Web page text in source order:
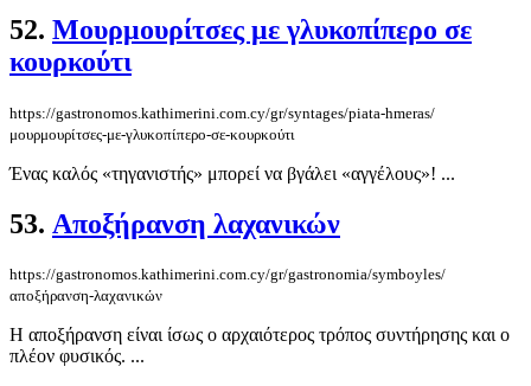
52. Μουρμουρίτσες με γλυκοπίπερο σε
κουρκούτι
https://gastronomos.kathimerini.com.cy/gr/syntages/piata-hmeras/
μουρμουρίτσες-με-γλυκοπίπερο-σε-κουρκούτι
Ένας καλός «τηγανιστής» μπορεί να βγάλει «αγγέλους»! ...
53. Αποξήρανση λαχανικών
https://gastronomos.kathimerini.com.cy/gr/gastronomia/symboyles/
αποξήρανση-λαχανικών
Η αποξήρανση είναι ίσως ο αρχαιότερος τρόπος συντήρησης και ο
πλέον φυσικός. ...